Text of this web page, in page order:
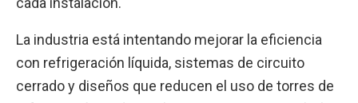
La industria está intentando mejorar la eficiencia
con refrigeración líquida, sistemas de circuito
cerrado y diseños que reducen el uso de torres de